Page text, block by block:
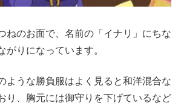
ねのお面で、名前の「イナリ」にちな
りになっています。
ような勝負服はよく見ると和洋混合な
り、胸元には御守りを下げているなど